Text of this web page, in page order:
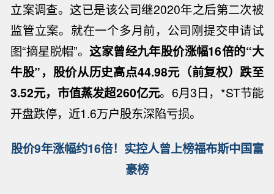
立案调查。这已是该公司继2020年之后第二次被
监管立案。就在一个多月前，公司刚提交申请试
图“摘星脱帽”。这家曾经九年股价涨幅16倍的“大
牛股”，股价从历史高点44.98元（前复权）跌至
3.52元，市值蒸发超260亿元。6月3日，*ST节能
开盘跌停，近1.6万户股东深陷亏损。
股价9年涨幅约16倍！实控人曾上榜福布斯中国富
豪榜